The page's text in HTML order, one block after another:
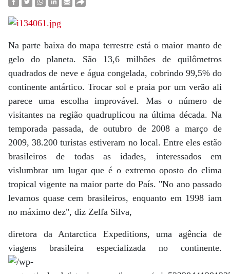
Na parte baixa do mapa terrestre está o maior manto de
gelo do planeta. São 13,6 milhões de quilômetros
quadrados de neve e água congelada, cobrindo 99,5% do
continente antártico. Trocar sol e praia por um verão ali
parece uma escolha improvável. Mas o número de
visitantes na região quadruplicou na última década. Na
temporada passada, de outubro de 2008 a março de
2009, 38.200 turistas estiveram no local. Entre eles estão
brasileiros de todas as idades, interessados em
vislumbrar um lugar que é o extremo oposto do clima
tropical vigente na maior parte do País. "No ano passado
levamos quase cem brasileiros, enquanto em 1998 iam
no máximo dez", diz Zelfa Silva,
diretora da Antarctica Expeditions, uma agência de
viagens brasileira especializada no continente.